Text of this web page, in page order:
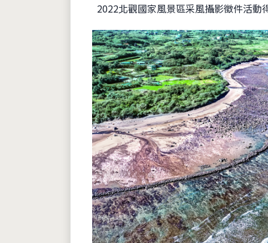
2022北觀國家風景區采風攝影徵件活